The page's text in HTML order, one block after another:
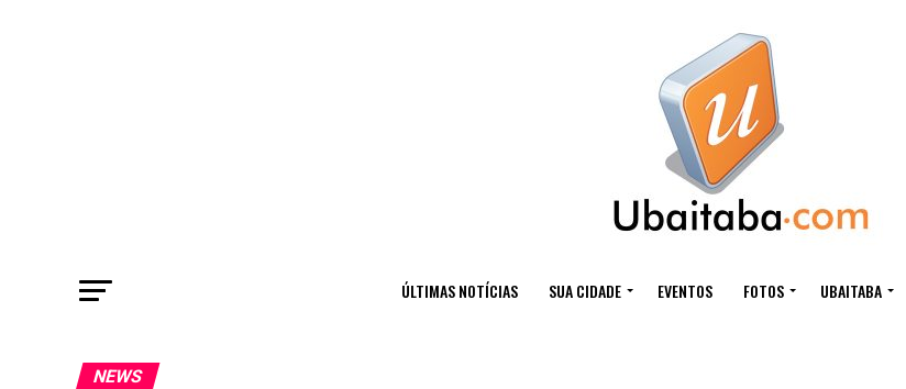
ÚLTIMAS NOTÍCIAS SUA CIDADE EVENTOS FOTOS UBAITABA
NEWS